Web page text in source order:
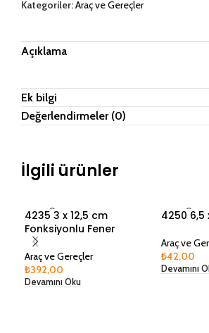
Kategoriler:Araç ve Gereçler
Açıklama
Ek bilgi
Değerlendirmeler (0)
İlgili ürünler
SOLD O
UT
4235 3 x 12,5 cm
Fonksiyonlu Fener
Araç ve Gereçler
₺392,00
Devamını Oku
SOLD O
UT
4250 6,5
Araç ve
₺42,00
Devamını